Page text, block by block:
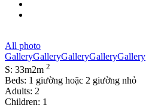
All photo
GalleryGalleryGalleryGalleryGallery
S: 33m2m 2
Beds: 1 giường hoặc 2 giường nhỏ
Adults: 2
Children: 1